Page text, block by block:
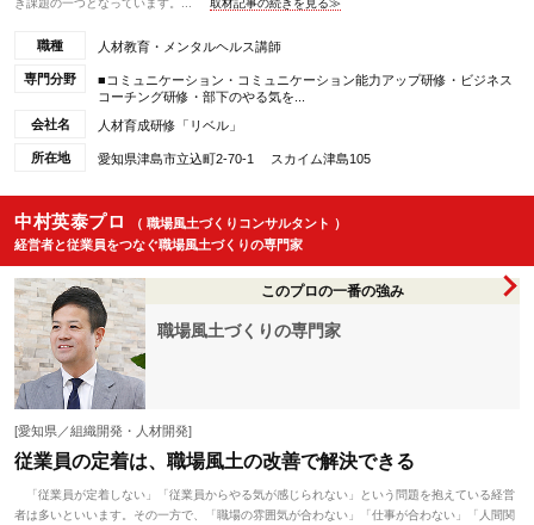
き課題の一つとなっています。...
取材記事の続きを見る≫
職種 人材教育・メンタルヘルス講師
専門分野
■コミュニケーション・コミュニケーション能力アップ研修・ビジネス
コーチング研修・部下のやる気を...
会社名
人材育成研修「リベル」
所在地 愛知県津島市立込町2-70-1 スカイム津島105
中村英泰プロ
（ 職場風土づくりコンサルタント ）
経営者と従業員をつなぐ職場風土づくりの専門家
このプロの一番の強み
職場風土づくりの専門家
[愛知県／組織開発・人材開発]
従業員の定着は、職場風土の改善で解決できる
「従業員が定着しない」「従業員からやる気が感じられない」という問題を抱えている経営
者は多いといいます。その一方で、「職場の雰囲気が合わない」「仕事が合わない」「人間関